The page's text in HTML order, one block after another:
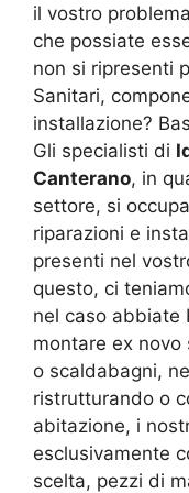
il vostro
che possiate
non si ripresenti
Sanitari,
installazione?
Gli specialisti di
Canterano, in
settore, si
riparazioni e
presenti nel
questo, ci
nel caso abbiate
montare ex
o scaldabagni,
ristrutturando o
abitazione, i
esclusivamente
scelta, pezzi di